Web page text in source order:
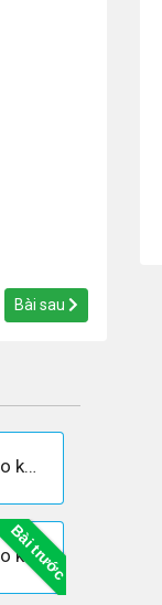
Bài sau
Giải câu 3 Trang 115 - Sách giáo khoa Vật lí 12
Bài trước
Giải câu 5 Trang 115 - Sách giáo khoa Vật lí 12